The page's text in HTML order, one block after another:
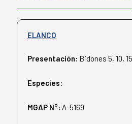
ELANCO
Presentación: Bidones 5, 10,
Especies:
MGAP N°: A-5169